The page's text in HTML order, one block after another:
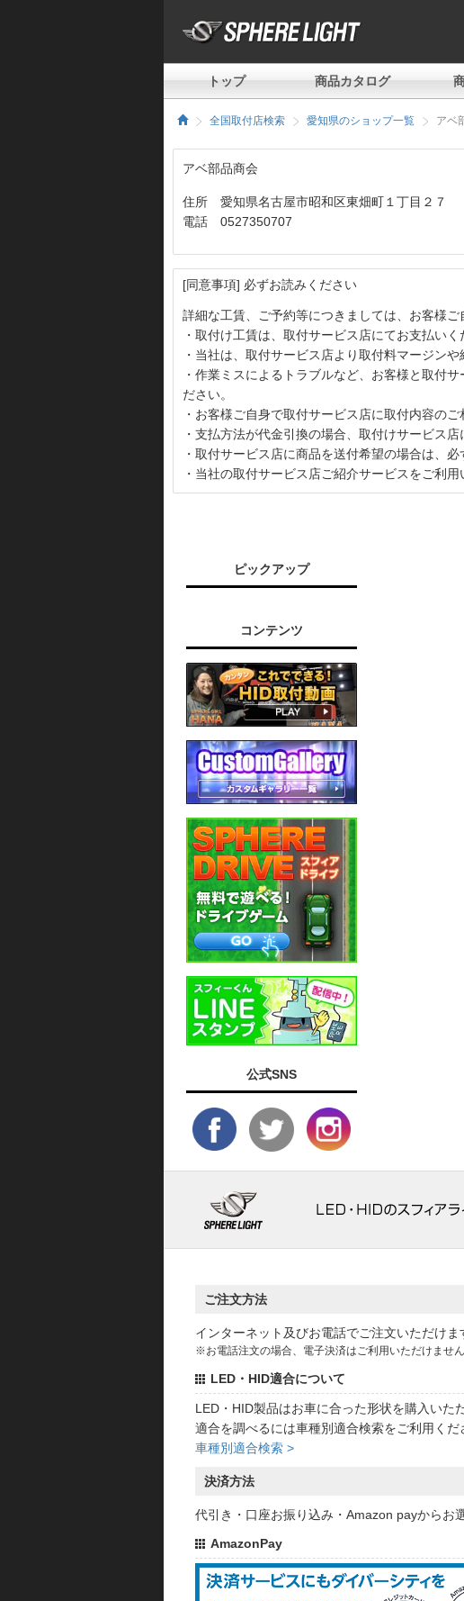
トップ 商品カタログ
全国取付店検索 愛知県のショップ一覧 アベ
アベ部品商会
住所 愛知県名古屋市昭和区東畑町１丁目２７
電話 0527350707
[同意事項] 必ずお読みください
詳細な工賃、ご予約等につきましては、お客様
・取付け工賃は、取付サービス店にてお支払いく
・当社は、取付サービス店より取付料マージン
・作業ミスによるトラブルなど、お客様と取付
ださい。
・お客様ご自身で取付サービス店に取付内容の
・支払方法が代金引換の場合、取付けサービス
・取付サービス店に商品を送付希望の場合は、
・当社の取付サービス店ご紹介サービスをご利
ピックアップ
コンテンツ
公式SNS
ご注文方法
インターネット及びお電話でご注文いただけま
※お電話注文の場合、電子決済はご利用いただけません
LED・HID適合について
LED・HID製品はお車に合った形状を購入いた
適合を調べるには車種別適合検索をご利用くだ
車種別適合検索 >
決済方法
代引き・口座お振り込み・Amazon payからお
AmazonPay